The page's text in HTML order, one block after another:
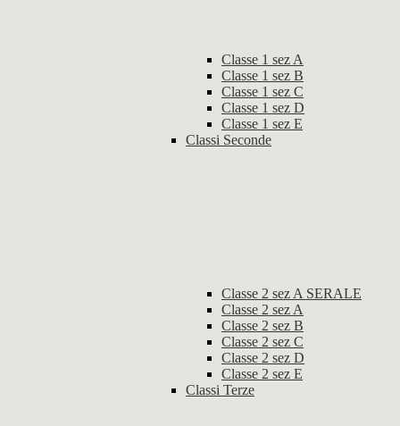
Classe 1 sez A
Classe 1 sez B
Classe 1 sez C
Classe 1 sez D
Classe 1 sez E
Classi Seconde
Classe 2 sez A SERALE
Classe 2 sez A
Classe 2 sez B
Classe 2 sez C
Classe 2 sez D
Classe 2 sez E
Classi Terze